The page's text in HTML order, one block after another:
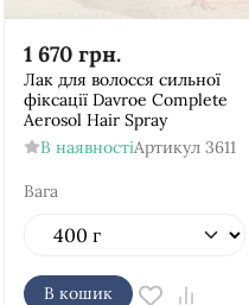
1 670 грн.
Лак для волосся сильної
фіксації Davroe Complete
Aerosol Hair Spray
В наявностіАртикул 3611
Вага
В кошик